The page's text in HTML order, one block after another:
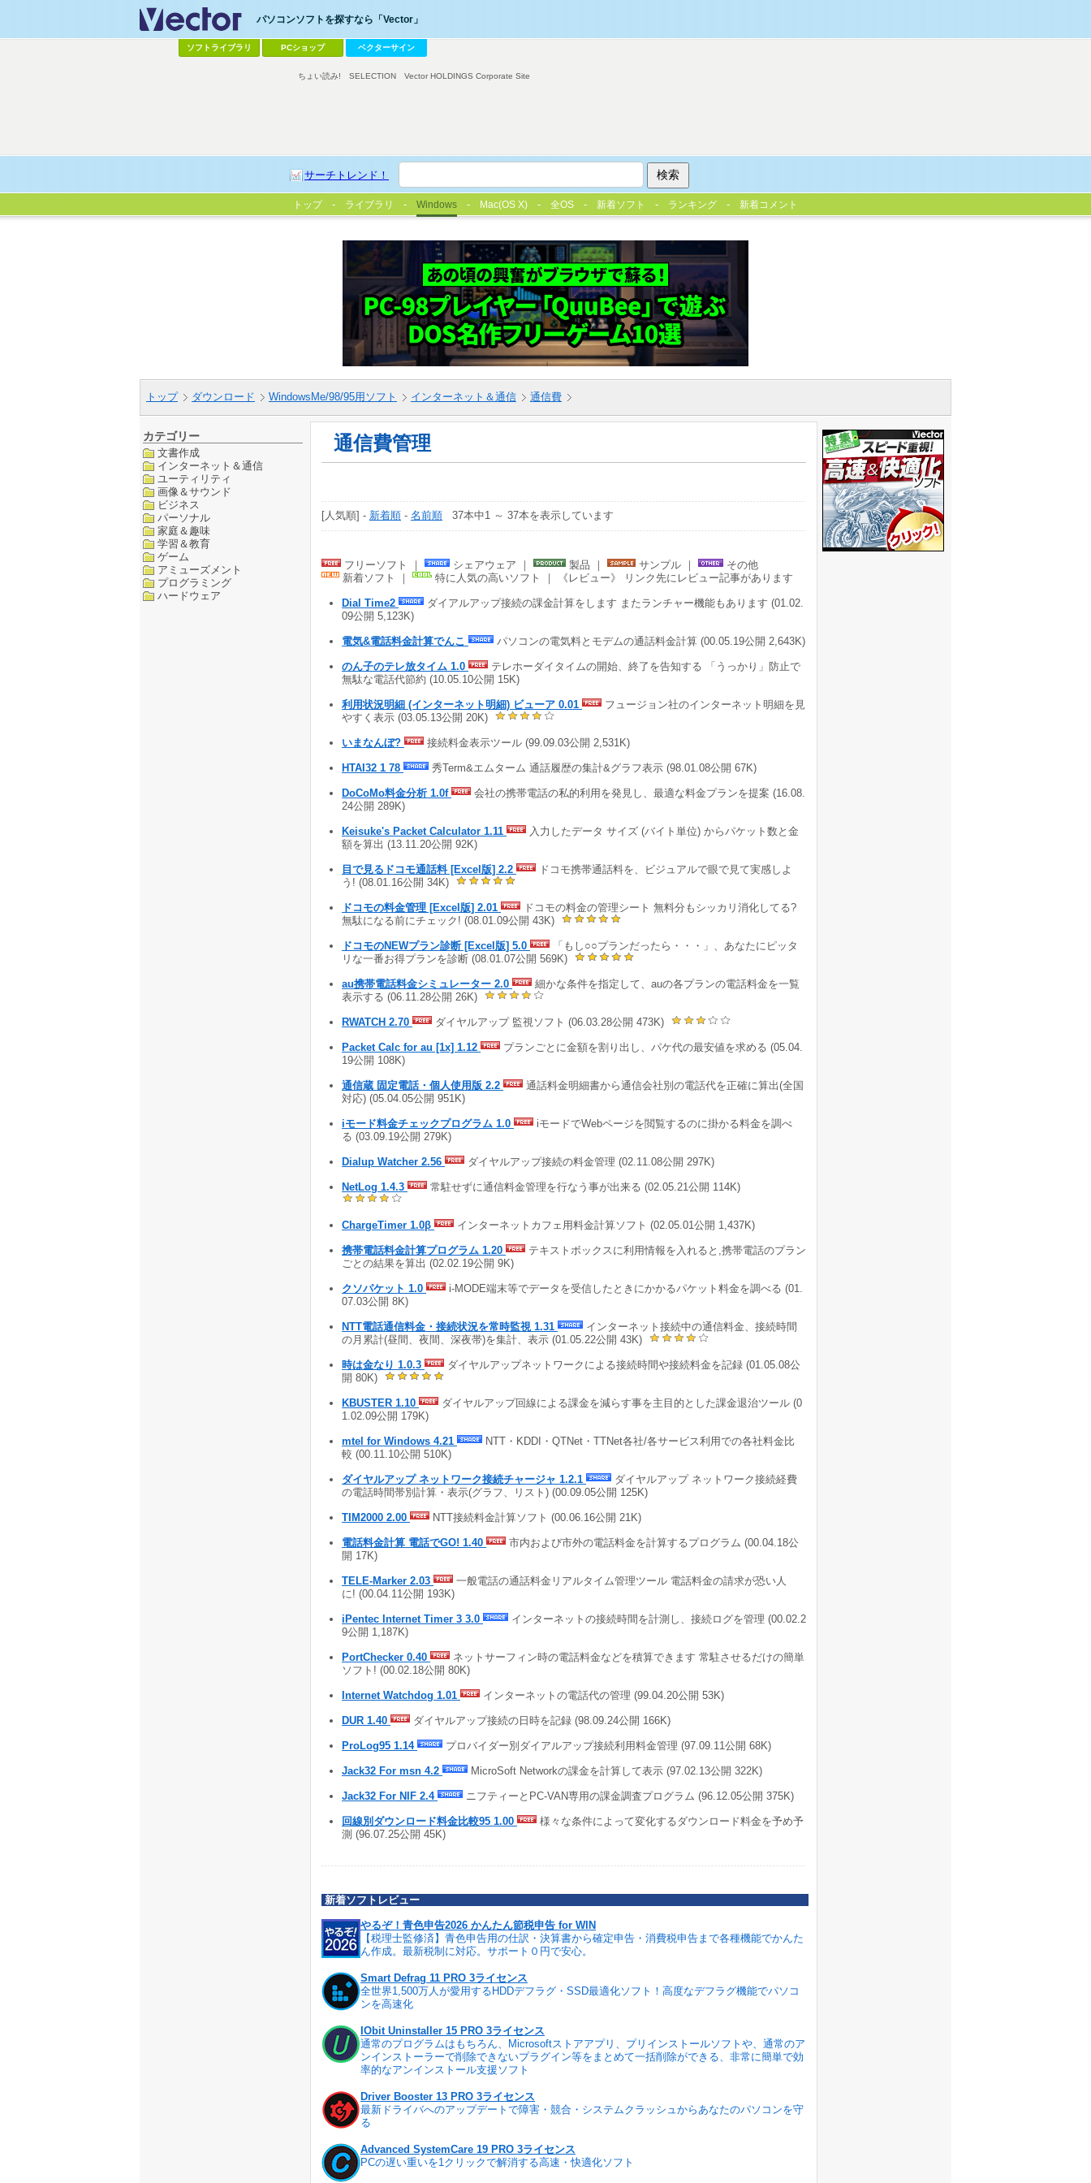
パソコンソフトを探すなら「Vector」
ソフトライブラリ PCショップ ベクターサイン
サーチトレンド！
ちょい読み! SELECTION Vector HOLDINGS Corporate Site
トップ ライブラリ Windows Mac(OS X) 全OS 新着ソフト ランキング 新着コメント
トップ ダウンロード WindowsMe/98/95用ソフト インターネット＆通信 通信費
カテゴリー
文書作成
インターネット＆通信
ユーティリティ
画像＆サウンド
ビジネス
パーソナル
家庭＆趣味
学習＆教育
ゲーム
アミューズメント
プログラミング
ハードウェア
通信費管理
[人気順] - 新着順 - 名前順 37本中1 ～ 37本を表示しています
フリーソフト ｜ シェアウェア ｜ 製品 ｜ サンプル ｜
その他
新着ソフト ｜
特に人気の高いソフト ｜ 《レビュー》 リンク先にレビュー記事があります
Dial Time2
ダイアルアップ接続の課金計算をします またランチャー機能もあります (01.02.
09公開 5,123K)
電気&電話料金計算でんこ パソコンの電気料とモデムの通話料金計算 (00.05.19公開 2,643K)
のん子のテレ放タイム 1.0
テレホーダイタイムの開始、終了を告知する 「うっかり」防止で
無駄な電話代節約 (10.05.10公開 15K)
利用状況明細 (インターネット明細) ビューア 0.01
フュージョン社のインターネット明細を見
やすく表示 (03.05.13公開 20K)
いまなんぼ? 接続料金表示ツール (99.09.03公開 2,531K)
HTAI32 1 78 秀Term&エムターム 通話履歴の集計&グラフ表示 (98.01.08公開 67K)
DoCoMo料金分析 1.0f
会社の携帯電話の私的利用を発見し、最適な料金プランを提案 (16.08.
24公開 289K)
Keisuke's Packet Calculator 1.11
入力したデータ サイズ (バイト単位) からパケット数と金
額を算出 (13.11.20公開 92K)
目で見るドコモ通話料 [Excel版] 2.2
ドコモ携帯通話料を、ビジュアルで眼で見て実感しよ
う! (08.01.16公開 34K)
ドコモの料金管理 [Excel版] 2.01
ドコモの料金の管理シート 無料分もシッカリ消化してる?
無駄になる前にチェック! (08.01.09公開 43K)
ドコモのNEWプラン診断 [Excel版] 5.0
「もし○○プランだったら・・・」、あなたにピッタ
リな一番お得プランを診断 (08.01.07公開 569K)
au携帯電話料金シミュレーター 2.0
細かな条件を指定して、auの各プランの電話料金を一覧
表示する (06.11.28公開 26K)
RWATCH 2.70 ダイヤルアップ 監視ソフト (06.03.28公開 473K)
Packet Calc for au [1x] 1.12
プランごとに金額を割り出し、パケ代の最安値を求める (05.04.
19公開 108K)
通信蔵 固定電話・個人使用版 2.2
通話料金明細書から通信会社別の電話代を正確に算出(全国
対応) (05.04.05公開 951K)
iモード料金チェックプログラム 1.0
iモードでWebページを閲覧するのに掛かる料金を調べ
る (03.09.19公開 279K)
Dialup Watcher 2.56 ダイヤルアップ接続の料金管理 (02.11.08公開 297K)
NetLog 1.4.3 常駐せずに通信料金管理を行なう事が出来る (02.05.21公開 114K)
ChargeTimer 1.0β インターネットカフェ用料金計算ソフト (02.05.01公開 1,437K)
携帯電話料金計算プログラム 1.20
テキストボックスに利用情報を入れると,携帯電話のプラン
ごとの結果を算出 (02.02.19公開 9K)
クソパケット 1.0
i-MODE端末等でデータを受信したときにかかるパケット料金を調べる (01.
07.03公開 8K)
NTT電話通信料金・接続状況を常時監視 1.31
インターネット接続中の通信料金、接続時間
の月累計(昼間、夜間、深夜帯)を集計、表示 (01.05.22公開 43K)
時は金なり 1.0.3
ダイヤルアップネットワークによる接続時間や接続料金を記録 (01.05.08公
開 80K)
KBUSTER 1.10
ダイヤルアップ回線による課金を減らす事を主目的とした課金退治ツール (0
1.02.09公開 179K)
mtel for Windows 4.21
NTT・KDDI・QTNet・TTNet各社/各サービス利用での各社料金比
較 (00.11.10公開 510K)
ダイヤルアップ ネットワーク接続チャージャ 1.2.1
ダイヤルアップ ネットワーク接続経費
の電話時間帯別計算・表示(グラフ、リスト) (00.09.05公開 125K)
TIM2000 2.00 NTT接続料金計算ソフト (00.06.16公開 21K)
電話料金計算 電話でGO! 1.40
市内および市外の電話料金を計算するプログラム (00.04.18公
開 17K)
TELE-Marker 2.03
一般電話の通話料金リアルタイム管理ツール 電話料金の請求が恐い人
に! (00.04.11公開 193K)
iPentec Internet Timer 3 3.0
インターネットの接続時間を計測し、接続ログを管理 (00.02.2
9公開 1,187K)
PortChecker 0.40
ネットサーフィン時の電話料金などを積算できます 常駐させるだけの簡単
ソフト! (00.02.18公開 80K)
Internet Watchdog 1.01 インターネットの電話代の管理 (99.04.20公開 53K)
DUR 1.40 ダイヤルアップ接続の日時を記録 (98.09.24公開 166K)
ProLog95 1.14 プロバイダー別ダイアルアップ接続利用料金管理 (97.09.11公開 68K)
Jack32 For msn 4.2 MicroSoft Networkの課金を計算して表示 (97.02.13公開 322K)
Jack32 For NIF 2.4 ニフティーとPC-VAN専用の課金調査プログラム (96.12.05公開 375K)
回線別ダウンロード料金比較95 1.00
様々な条件によって変化するダウンロード料金を予め予
測 (96.07.25公開 45K)
新着ソフトレビュー
やるぞ！青色申告2026 かんたん節税申告 for WIN
【税理士監修済】青色申告用の仕訳・決算書から確定申告・消費税申告まで各種機能でかんた
ん作成。最新税制に対応。サポート０円で安心。
Smart Defrag 11 PRO 3ライセンス
全世界1,500万人が愛用するHDDデフラグ・SSD最適化ソフト！高度なデフラグ機能でパソコ
ンを高速化
IObit Uninstaller 15 PRO 3ライセンス
通常のプログラムはもちろん、Microsoftストアアプリ、プリインストールソフトや、通常のア
ンインストーラーで削除できないプラグイン等をまとめて一括削除ができる、非常に簡単で効
率的なアンインストール支援ソフト
Driver Booster 13 PRO 3ライセンス
最新ドライバへのアップデートで障害・競合・システムクラッシュからあなたのパソコンを守
る
Advanced SystemCare 19 PRO 3ライセンス
PCの遅い重いを1クリックで解消する高速・快適化ソフト